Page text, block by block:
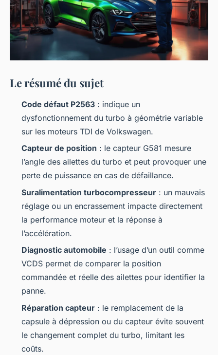
Le résumé du sujet
Code défaut P2563 : indique un
dysfonctionnement du turbo à géométrie variable
sur les moteurs TDI de Volkswagen.
Capteur de position : le capteur G581 mesure
l’angle des ailettes du turbo et peut provoquer une
perte de puissance en cas de défaillance.
Suralimentation turbocompresseur : un mauvais
réglage ou un encrassement impacte directement
la performance moteur et la réponse à
l’accélération.
Diagnostic automobile : l’usage d’un outil comme
VCDS permet de comparer la position
commandée et réelle des ailettes pour identifier la
panne.
Réparation capteur : le remplacement de la
capsule à dépression ou du capteur évite souvent
le changement complet du turbo, limitant les
coûts.